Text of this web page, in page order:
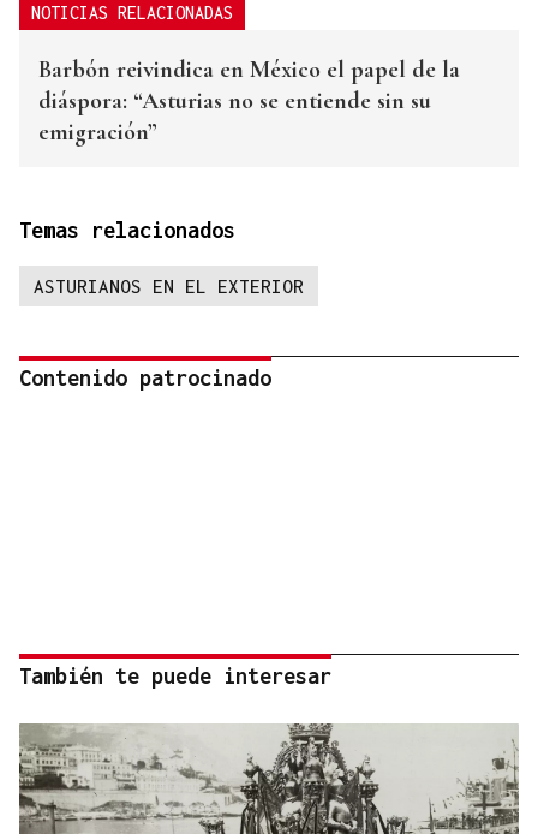
NOTICIAS RELACIONADAS
Barbón reivindica en México el papel de la
diáspora: “Asturias no se entiende sin su
emigración”
Temas relacionados
ASTURIANOS EN EL EXTERIOR
Contenido patrocinado
También te puede interesar